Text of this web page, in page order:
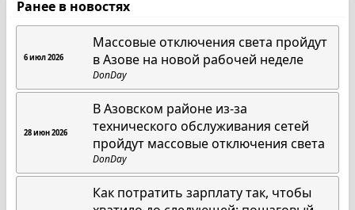
Ранее в новостях
6 июл 2026
Массовые отключения света пройдут
в Азове на новой рабочей неделе
DonDay
28 июн 2026
В Азовском районе из-за
технического обслуживания сетей
пройдут массовые отключения света
DonDay
Как потратить зарплату так, чтобы